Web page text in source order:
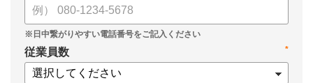
*
従業員数